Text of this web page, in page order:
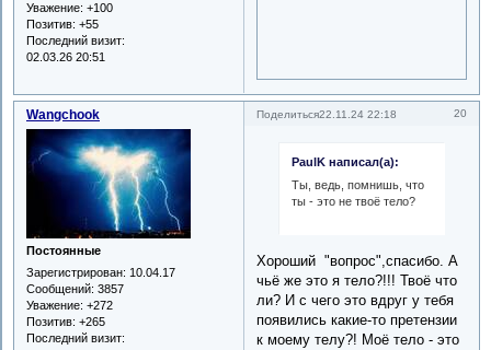
Уважение: +100
Позитив: +55
Последний визит:
02.03.26 20:51
Поделиться 20
22.11.24 22:18
Wangchook
Постоянные
Зарегистрирован: 10.04.17
Сообщений: 3857
Уважение: +272
Позитив: +265
Последний визит:
PaulK написал(а):
Ты, ведь, помнишь, что
ты - это не твоё тело?
Хороший "вопрос",спасибо. А
чьё же это я тело?!!! Твоё что
ли? И с чего это вдруг у тебя
появились какие-то претензии
к моему телу?! Моё тело - это